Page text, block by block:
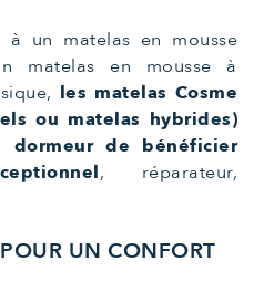
à un matelas en mousse
matelas en mousse à
les matelas Cosme
ou matelas hybrides)
dormeur de bénéficier
, réparateur,
UN CONFORT